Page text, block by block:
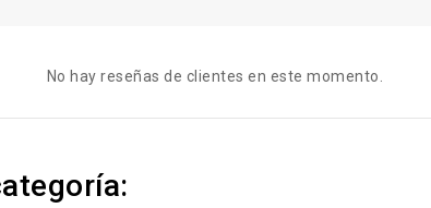
No hay reseñas de clientes en este momento.